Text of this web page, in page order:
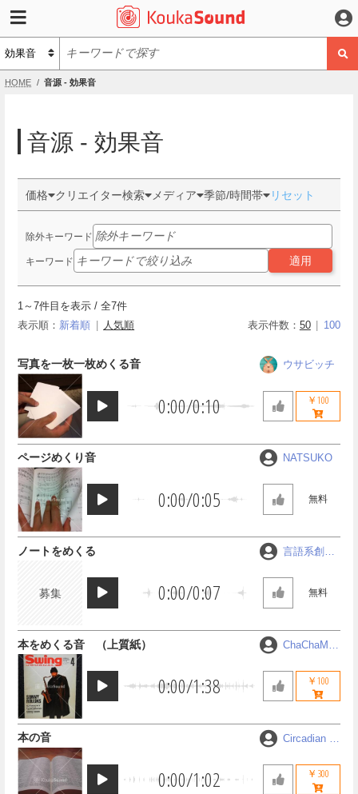
HOME 音源 - 効果音
音源 - 効果音
価格 クリエイター検索 メディア 季節/時間帯 リセット
除外キーワード
キーワード 適用
1 ～7件目を表示 / 全7件
表示順： 新着順 人気順 表示件数： 50 100
0:00/0:10
写真を一枚一枚めくる音 ウサビッチ
￥100
0:00/0:05
ページめくり音 NATSUKO
無料
募集 0:00/0:07
ノートをめくる
言語系創作
ＭＵＮＩＣ
Ａ
無料
0:00/1:38
本をめくる音 （上質紙）
ChaChaMA
￥100
0:00/1:02
本の音
Circadian R
￥300